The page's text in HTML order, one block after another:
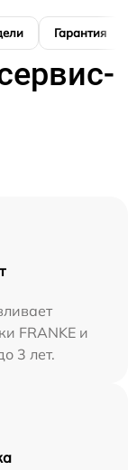
Гарантия
FRANKE и
3 лет.